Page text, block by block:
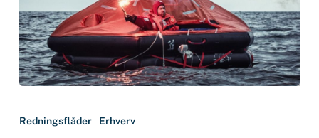
fra
Redningsflåder Erhverv